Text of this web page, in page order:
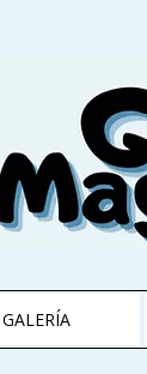
GALERÍA